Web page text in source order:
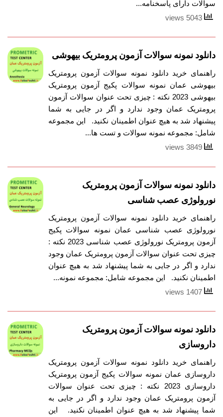
سوالات دارای پاسخنامه...
دانلود نمونه سوالات آزمون پرومتریک بیهوشی
راهنمای خرید دانلود نمونه سوالات آزمون پرومتریک
بیهوشی عمان نمونه سوالات پکیج آزمون پرومتریک
بیهوشی 2023 نکته : چیزی تحت عنوان سوالات آزمون
پرومتریک عمان وجود ندارد و اگر در جایی به شما
پیشنهاد شد به هیچ عنوان اطمینان نکنید. این مجموعه
شامل: مجموعه نمونه سوالات و تست ها...
دانلود نمونه سوالات آزمون پرومتریک
نورولوژی عصب شناسی
راهنمای خرید دانلود نمونه سوالات آزمون پرومتریک
نورولوژی عصب شناسی عمان نمونه سوالات پکیج
آزمون پرومتریک نورولوژی عصب شناسی 2023 نکته :
چیزی تحت عنوان سوالات آزمون پرومتریک عمان وجود
ندارد و اگر در جایی به شما پیشنهاد شد به هیچ عنوان
اطمینان نکنید. این مجموعه شامل: مجموعه نمونه...
دانلود نمونه سوالات آزمون پرومتریک
داروسازی
راهنمای خرید دانلود نمونه سوالات آزمون پرومتریک
داروسازی عمان نمونه سوالات پکیج آزمون پرومتریک
داروسازی 2023 نکته : چیزی تحت عنوان سوالات
آزمون پرومتریک عمان وجود ندارد و اگر در جایی به
شما پیشنهاد شد به هیچ عنوان اطمینان نکنید. این